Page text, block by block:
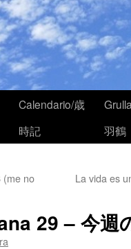
Calendario/歳
時記
羽鶴
(me no
La vida es
29 – 今週